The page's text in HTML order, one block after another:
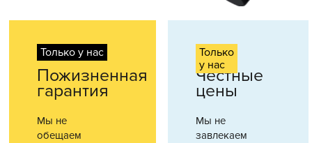
Только у нас
Пожизненная
гарантия
Мы не
обещаем
Только
у нас
Честные
цены
Мы не
завлекаем